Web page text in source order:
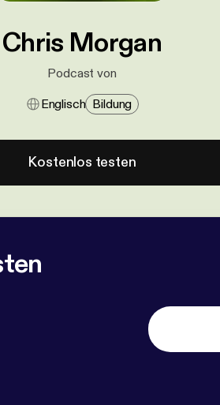
Chris Morgan
Podcast von
Englisch Bildung
Kostenlos testen